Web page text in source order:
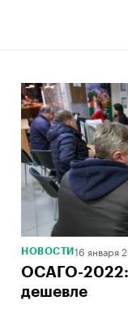
НОВОСТИ 16 января
ОСАГО-2022:
дешевле